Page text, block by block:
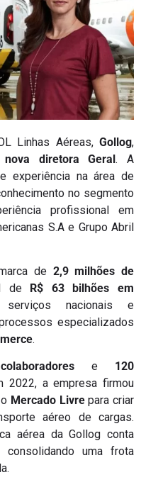
Linhas Aéreas, Gollog,
diretora Geral. A
experiência na área de
no segmento
profissional em
S.A e Grupo Abril
de 2,9 milhões de
de R$ 63 bilhões em
nacionais e
especializados
.
e 120
2022, a empresa firmou
Mercado Livrepara criar
aéreo de cargas.
aérea da Gollog conta
uma frota